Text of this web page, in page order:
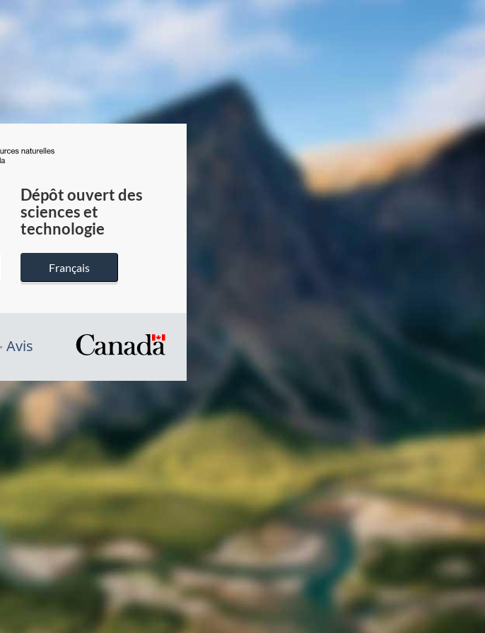
du
Canada
Dépôt ouvert des
sciences et
technologie
Français
Avis
/
gouvernement
du